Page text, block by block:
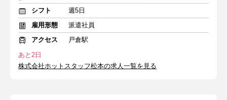
シフト
週5日
雇用形態
派遣社員
アクセス
戸倉駅
あと2日
株式会社ホットスタッフ松本の求人一覧を見る